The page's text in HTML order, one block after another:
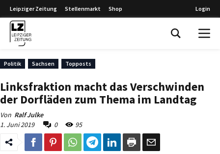
Leipziger Zeitung Stellenmarkt Shop Login
Politik Sachsen Topposts
Linksfraktion macht das Verschwinden
der Dorfläden zum Thema im Landtag
Von Ralf Julke
1. Juni 2019
0 95